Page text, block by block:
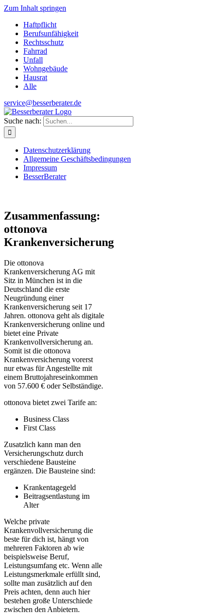
Zum Inhalt springen
Haftpflicht
Berufsunfähigkeit
Rechtsschutz
Fahrrad
Unfall
Wohngebäude
Hausrat
Alle
service@besserberater.de
Suche nach:
Datenschutzerklärung
Allgemeine Geschäftsbedingungen
Impressum
BesserBerater
Zusammenfassung:
ottonova
Krankenversicherung
Die ottonova
Krankenversicherung AG mit
Sitz in München ist in die
Deutschland die erste
Neugründung einer
Krankenversicherung seit 17
Jahren. ottonova geht als digitale
Krankenversicherung online und
bietet eine Private
Krankenvollversicherung an.
Somit ist die ottonova
Krankenversicherung vorerst
nur etwas für Angestellte mit
einem Bruttojahreseinkommen
von 57.600 € oder Selbständige.
ottonova bietet zwei Tarife an:
Business Class
First Class
Zusatzlich kann man den
Versicherungschutz durch
verschiedene Bausteine
ergänzen. Die Bausteine sind:
Krankentagegeld
Beitragsentlastung im
Alter
Welche private
Krankenvollversicherung die
beste für dich ist, hängt von
mehreren Faktoren ab wie
beispielsweise Beruf,
Leistungsumfang etc. Wenn alle
Leistungsmerkmale erfüllt sind,
sollte man zusätzlich auf den
Preis achten, denn auch hier
bestehen große Unterschiede
zwischen den Anbietern.